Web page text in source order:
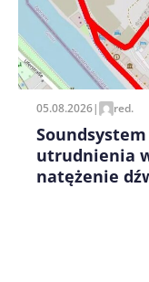
Zapamiętaj
pisania
05.08.2026| red.
utrudnienia
natężenie